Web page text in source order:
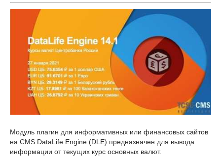
Модуль плагин для информативных или финансовых сайтов
на CMS DataLife Engine (DLE) предназначен для вывода
информации от текущих курс основных валют.